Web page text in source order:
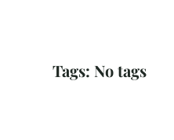
Tags: No tags